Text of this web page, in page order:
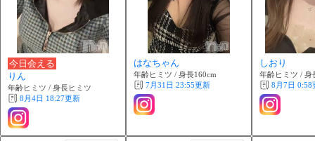
今日会える
りん
年齢ヒミツ / 身長ヒミツ
8月4日 18:27更新
はなちゃん
年齢ヒミツ / 身長160cm
7月31日 23:55更新
しおり
年齢ヒミツ / 身
8月7日 0:58